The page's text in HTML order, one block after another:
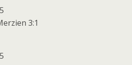
3:1